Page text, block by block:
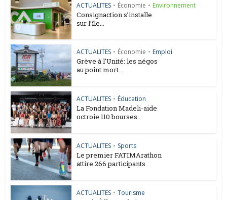
ACTUALITES • Économie • Environnement
Consignaction s’installe
sur l’île...
ACTUALITES • Économie • Emploi
Grève à l’Unité: les négos
au point mort...
ACTUALITES • Éducation
La Fondation Madeli-aide
octroie 110 bourses...
ACTUALITES • Sports
Le premier FATIMArathon
attire 266 participants
ACTUALITES • Tourisme